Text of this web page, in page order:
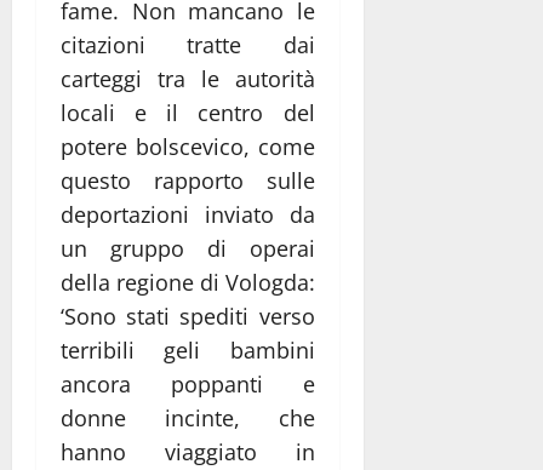
fame. Non mancano le
citazioni tratte dai
carteggi tra le autorità
locali e il centro del
potere bolscevico, come
questo rapporto sulle
deportazioni inviato da
un gruppo di operai
della regione di Vologda:
‘Sono stati spediti verso
terribili geli bambini
ancora poppanti e
donne incinte, che
hanno viaggiato in